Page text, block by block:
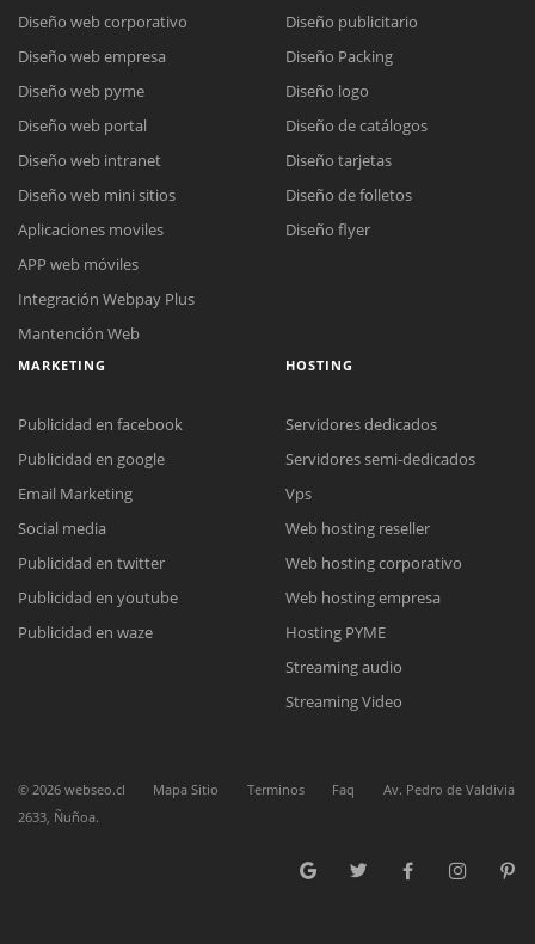
Reunión online
Nuestros ejecutivos le enviarán un correo electrónico con el enlace a
Cotización
Complete el formulario y nos contactaremos a la brevedad.
Chat Online
Todos nuestros ejecutivos están fuera de línea. Complete el formulario
para enviarnos un correo electrónico con sus datos personales.
Diseño web corporativo
Diseño web empresa
Diseño web pyme
Diseño web portal
Diseño web intranet
Diseño web mini sitios
Aplicaciones moviles
APP web móviles
Integración Webpay Plus
Mantención Web
Diseño publicitario
Diseño Packing
Diseño logo
Diseño de catálogos
Diseño tarjetas
Diseño de folletos
Diseño flyer
MARKETING
Publicidad en facebook
Publicidad en google
Email Marketing
Social media
Publicidad en twitter
Publicidad en youtube
Publicidad en waze
HOSTING
Servidores dedicados
Servidores semi-dedicados
Vps
Web hosting reseller
Web hosting corporativo
Web hosting empresa
Hosting PYME
Streaming audio
Streaming Video
© 2026 webseo.cl Mapa Sitio Terminos Faq
Av. Pedro de Valdivia
2633, Ñuñoa.